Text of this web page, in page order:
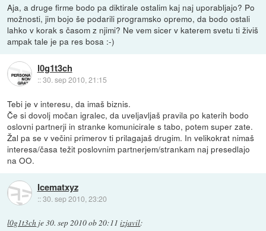
Aja, a druge firme bodo pa diktirale ostalim kaj naj uporabljajo? Po
možnosti, jim bojo še podarili programsko opremo, da bodo ostali
lahko v korak s časom z njimi? Ne vem sicer v katerem svetu ti živiš
ampak tale je pa res bosa :-)
l0g1t3ch
::30. sep 2010, 21:15
Tebi je v interesu, da imaš biznis.
Če si dovolj močan igralec, da uveljavljaš pravila po katerih bodo
oslovni partnerji in stranke komunicirale s tabo, potem super zate.
Žal pa se v večini primerov ti prilagajaš drugim. In velikokrat nimaš
interesa/časa težit poslovnim partnerjem/strankam naj presedlajo
na OO.
Icematxyz
::30. sep 2010, 23:20
l0g1t3ch je30. sep 2010 ob 20:11 izjavil: